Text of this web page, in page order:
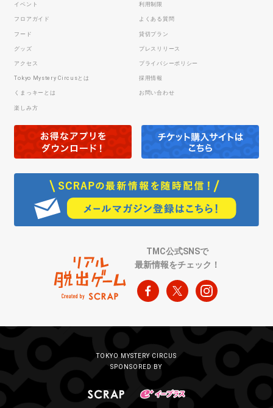
イベント
フロアガイド
フード
グッズ
アクセス
Tokyo Mystery Circusとは
くまっキーとは
楽しみ方
利用制限
よくある質問
貸切プラン
プレスリリース
プライバシーポリシー
採用情報
お問い合わせ
TMC公式SNSで
最新情報をチェック！
TOKYO MYSTERY CIRCUS
SPONSORED BY